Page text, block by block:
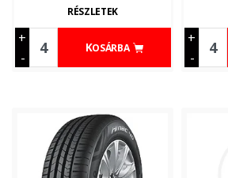
+
-
KOSÁRBA
RÉSZLETEK
+
-